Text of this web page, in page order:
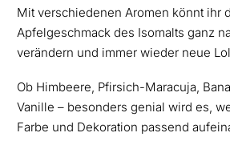
Mit verschiedenen Aromen könnt ihr
Apfelgeschmack des Isomalts ganz
verändern und immer wieder neue
Ob Himbeere, Pfirsich-Maracuja,
Vanille – besonders genial wird es,
Farbe und Dekoration passend